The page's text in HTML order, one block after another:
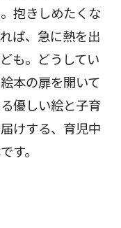
抱きしめたくな
ば、急に熱を出
も。どうしてい
本の扉を開いて
優しい絵と子育
けする、育児中
す。